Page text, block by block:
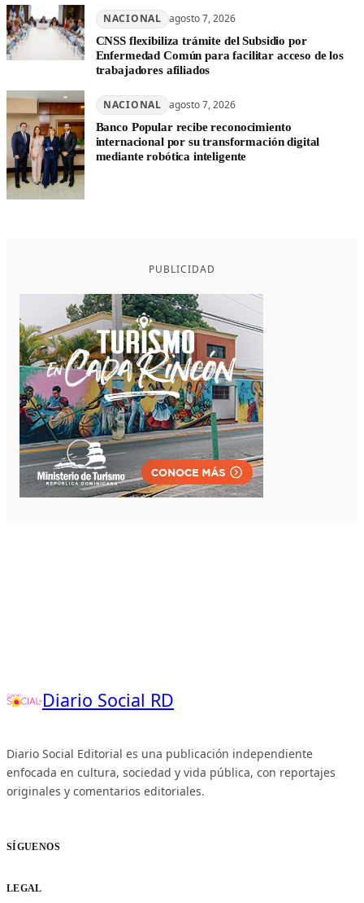
NACIONAL agosto 7, 2026
CNSS flexibiliza trámite del Subsidio por
Enfermedad Común para facilitar acceso de los
trabajadores afiliados
NACIONAL agosto 7, 2026
Banco Popular recibe reconocimiento
internacional por su transformación digital
mediante robótica inteligente
PUBLICIDAD
Diario Social RD
Diario Social Editorial es una publicación independiente
enfocada en cultura, sociedad y vida pública, con reportajes
originales y comentarios editoriales.
SÍGUENOS
LEGAL